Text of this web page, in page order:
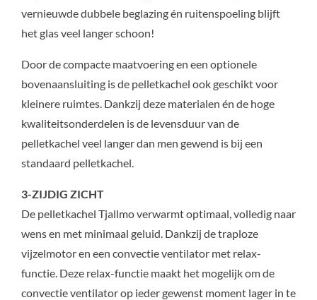
vernieuwde dubbele beglazing én ruitenspoeling blijft
het glas veel langer schoon!
Door de compacte maatvoering en een optionele
bovenaansluiting is de pelletkachel ook geschikt voor
kleinere ruimtes. Dankzij deze materialen én de hoge
kwaliteitsonderdelen is de levensduur van de
pelletkachel veel langer dan men gewend is bij een
standaard pelletkachel.
3-ZIJDIG ZICHT
De pelletkachel Tjallmo verwarmt optimaal, volledig naar
wens en met minimaal geluid. Dankzij de traploze
vijzelmotor en een convectie ventilator met relax-
functie. Deze relax-functie maakt het mogelijk om de
convectie ventilator op ieder gewenst moment lager in te